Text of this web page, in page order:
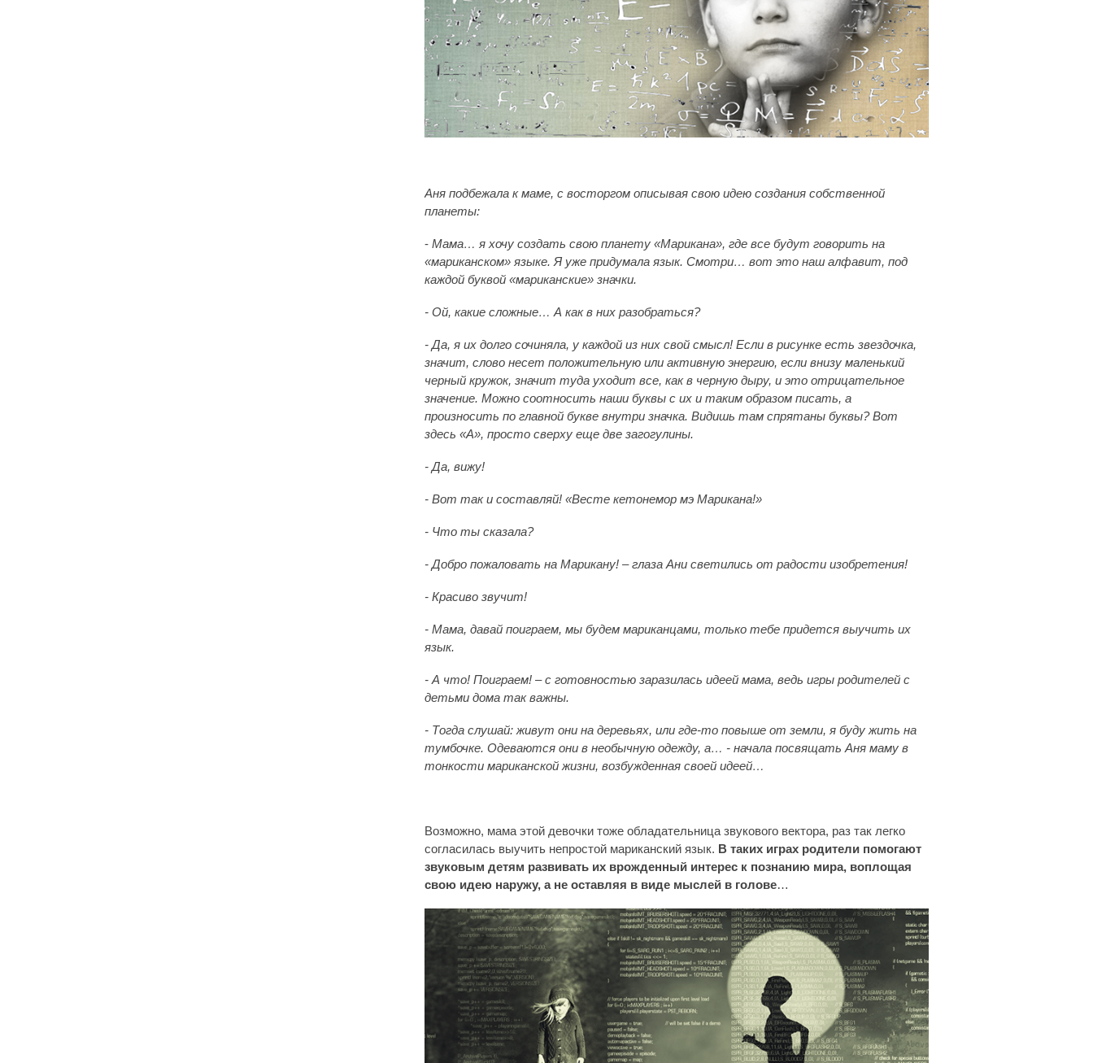
Аня подбежала к маме, с восторгом описывая свою идею создания собственной
планеты:
- Мама… я хочу создать свою планету «Марикана», где все будут говорить на
«мариканском» языке. Я уже придумала язык. Смотри… вот это наш алфавит, под
каждой буквой «мариканские» значки.
- Ой, какие сложные… А как в них разобраться?
- Да, я их долго сочиняла, у каждой из них свой смысл! Если в рисунке есть звездочка,
значит, слово несет положительную или активную энергию, если внизу маленький
черный кружок, значит туда уходит все, как в черную дыру, и это отрицательное
значение. Можно соотносить наши буквы с их и таким образом писать, а
произносить по главной букве внутри значка. Видишь там спрятаны буквы? Вот
здесь «А», просто сверху еще две загогулины.
- Да, вижу!
- Вот так и составляй! «Весте кетонемор мэ Марикана!»
- Что ты сказала?
- Добро пожаловать на Марикану! – глаза Ани светились от радости изобретения!
- Красиво звучит!
- Мама, давай поиграем, мы будем мариканцами, только тебе придется выучить их
язык.
- А что! Поиграем! – с готовностью заразилась идеей мама, ведь игры родителей с
детьми дома так важны.
- Тогда слушай: живут они на деревьях, или где-то повыше от земли, я буду жить на
тумбочке. Одеваются они в необычную одежду, а… - начала посвящать Аня маму в
тонкости мариканской жизни, возбужденная своей идеей…
Возможно, мама этой девочки тоже обладательница звукового вектора, раз так легко
согласилась выучить непростой мариканский язык. В таких играх родители помогают
звуковым детям развивать их врожденный интерес к познанию мира, воплощая
свою идею наружу, а не оставляя в виде мыслей в голове…